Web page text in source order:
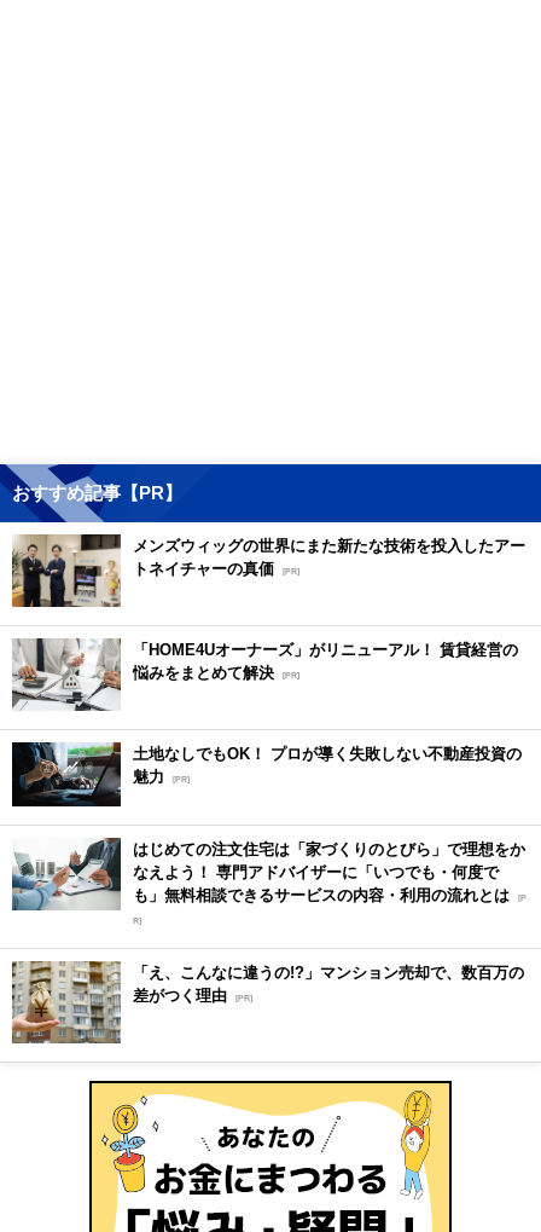
おすすめ記事【PR】
メンズウィッグの世界にまた新たな技術を投入したアー
トネイチャーの真価
[PR]
「HOME4Uオーナーズ」がリニューアル！ 賃貸経営の
悩みをまとめて解決 [PR]
土地なしでもOK！ プロが導く失敗しない不動産投資の
魅力
[PR]
はじめての注文住宅は「家づくりのとびら」で理想をか
なえよう！ 専門アドバイザーに「いつでも・何度で
も」無料相談できるサービスの内容・利用の流れとは [P
R]
「え、こんなに違うの!?」マンション売却で、数百万の
差がつく理由 [PR]